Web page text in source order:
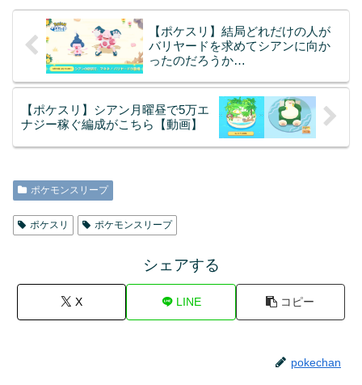
【ポケスリ】結局どれだけの人が
バリヤードを求めてシアンに向か
ったのだろうか…
【ポケスリ】シアン月曜昼で5万エ
ナジー稼ぐ編成がこちら【動画】
ポケモンスリープ
ポケスリ ポケモンスリープ
シェアする
X LINE コピー
pokechan